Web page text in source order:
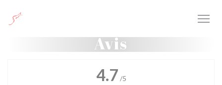
Avis
4.7 /5